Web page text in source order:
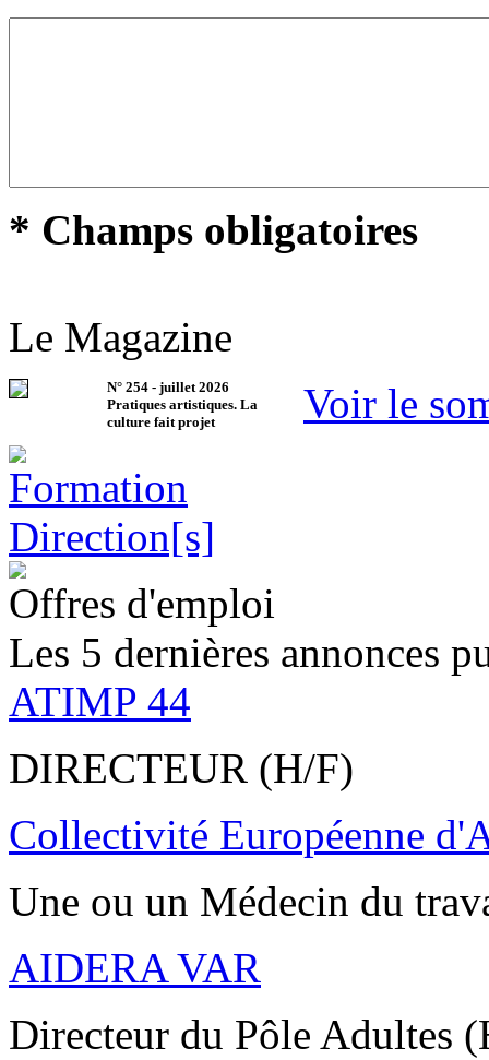
* Champs obligatoires
Le Magazine
N° 254 - juillet 2026
Pratiques artistiques. La
culture fait projet
Voir le
Offres d'emploi
Les 5 dernières annonces
ATIMP 44
DIRECTEUR (H/F)
Collectivité Européenne
Une ou un Médecin du
AIDERA VAR
Directeur du Pôle Adultes